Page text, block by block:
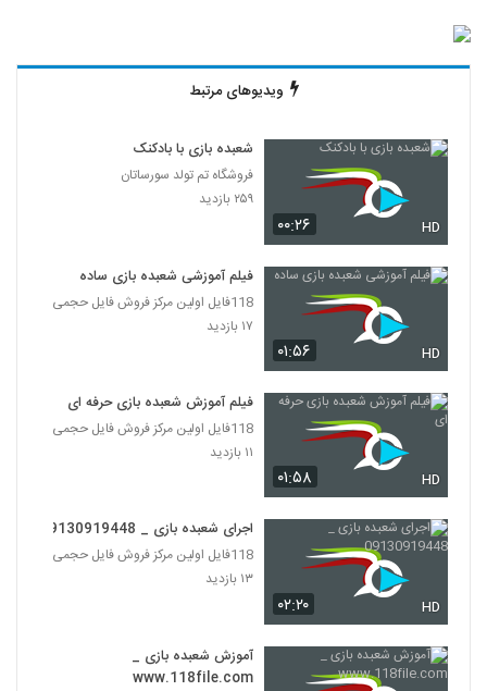
ویدیوهای مرتبط
۰۰:۲۶ HD
شعبده بازی با بادکنک
فروشگاه تم تولد سورساتان
۲۵۹ بازدید
۰۱:۵۶ HD
فیلم آموزشی شعبده بازی ساده
118فایل اولین مرکز فروش فایل حجمی
۱۷ بازدید
۰۱:۵۸ HD
فیلم آموزش شعبده بازی حرفه ای
118فایل اولین مرکز فروش فایل حجمی
۱۱ بازدید
۰۲:۲۰ HD
اجرای شعبده بازی _ 09130919448
118فایل اولین مرکز فروش فایل حجمی
۱۳ بازدید
آموزش شعبده بازی _
www.118file.com